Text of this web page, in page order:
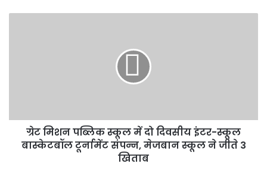
स्कूल
बास्केटबॉल
टूर्नामेंट
ग्रेट मिशन पब्लिक स्कूल में दो दिवसीय इंटर-स्कूल
बास्केटबॉल टूर्नामेंट संपन्न, मेजबान स्कूल ने जीते 3
खिताब